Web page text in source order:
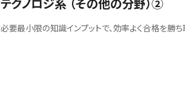
必要最小限の知識インプットで、効率よく合格を勝